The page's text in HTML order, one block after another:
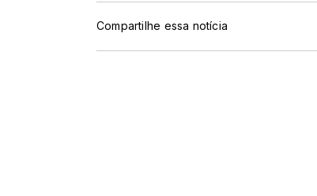
Compartilhe essa notícia